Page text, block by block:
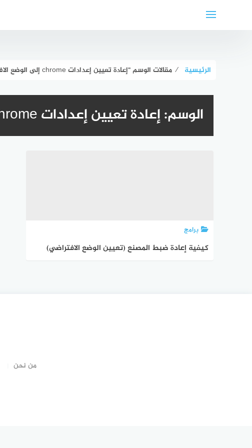
الرئيسية ⁄ مقالات الوسم "إعادة تعيين إعدادات chrome إلى الوضع الافتراضي"
الوسم:إعادة تعيين إعدادات chrome إلى الوضع الافتراضي
برامج
كيفية إعادة ضبط المصنع (تعيين الوضع الافتراضي)
من نحن